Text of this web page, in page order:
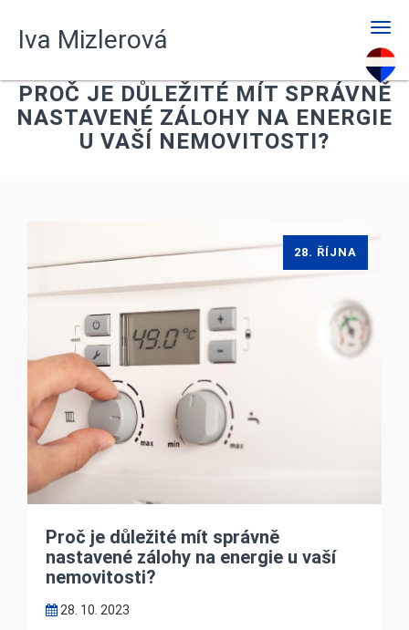
Iva Mizlerová
PROČ JE DŮLEŽITÉ MÍT SPRÁVNĚ
NASTAVENÉ ZÁLOHY NA ENERGIE
U VAŠÍ NEMOVITOSTI?
Proč je důležité mít správně
nastavené zálohy na energie u vaší
nemovitosti?
28. 10. 2023
28. ŘÍJNA